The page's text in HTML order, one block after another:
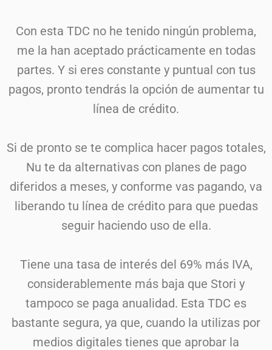
Con esta TDC no he tenido ningún problema,
me la han aceptado prácticamente en todas
partes. Y si eres constante y puntual con tus
pagos, pronto tendrás la opción de aumentar tu
línea de crédito.
Si de pronto se te complica hacer pagos totales,
Nu te da alternativas con planes de pago
diferidos a meses, y conforme vas pagando, va
liberando tu línea de crédito para que puedas
seguir haciendo uso de ella.
Tiene una tasa de interés del 69% más IVA,
considerablemente más baja que Stori y
tampoco se paga anualidad. Esta TDC es
bastante segura, ya que, cuando la utilizas por
medios digitales tienes que aprobar la